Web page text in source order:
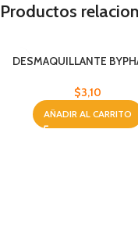
Productos
DESMAQUILLANTE
$3,10
AÑADIR AL CARRITO